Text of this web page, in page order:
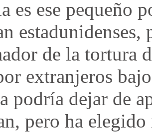
es ese pequeño
de la tortura
extranjeros
podría dejar de
pero ha elegido